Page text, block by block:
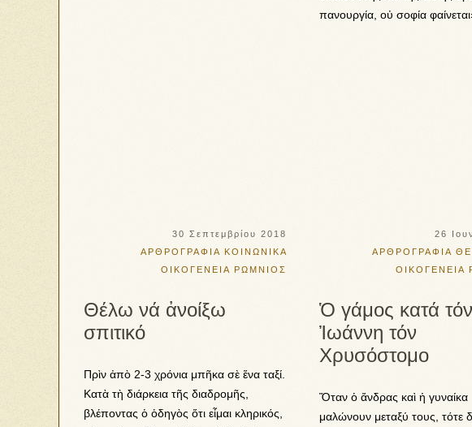
πανουργία, οὐ σοφία
30 Σεπτεμβρίου 2018
ΑΡΘΡΟΓΡΑΦΙΑ ΚΟΙΝΩΝΙΚΑ
ΟΙΚΟΓΕΝΕΙΑ ΡΩΜΝΙΟΣ
Θέλω νά ἀνοίξω
σπιτικό
Πρὶν ἀπὸ 2-3 χρόνια μπῆκα σὲ ἕνα ταξί.
Κατὰ τὴ διάρκεια τῆς διαδρομῆς,
βλέποντας ὁ ὁδηγὸς ὅτι εἶμαι κληρικός,
26
ΑΡΘΡΟΓΡΑΦΙΑ
ΟΙΚΟΓΕΝΕΙΑ
Ὁ γάμος κατά
Ἰωάννη τόν
Χρυσόστομο
Ὅταν ὁ ἄνδρας καὶ ἡ γυναίκα
μαλώνουν μεταξύ τους, τότε